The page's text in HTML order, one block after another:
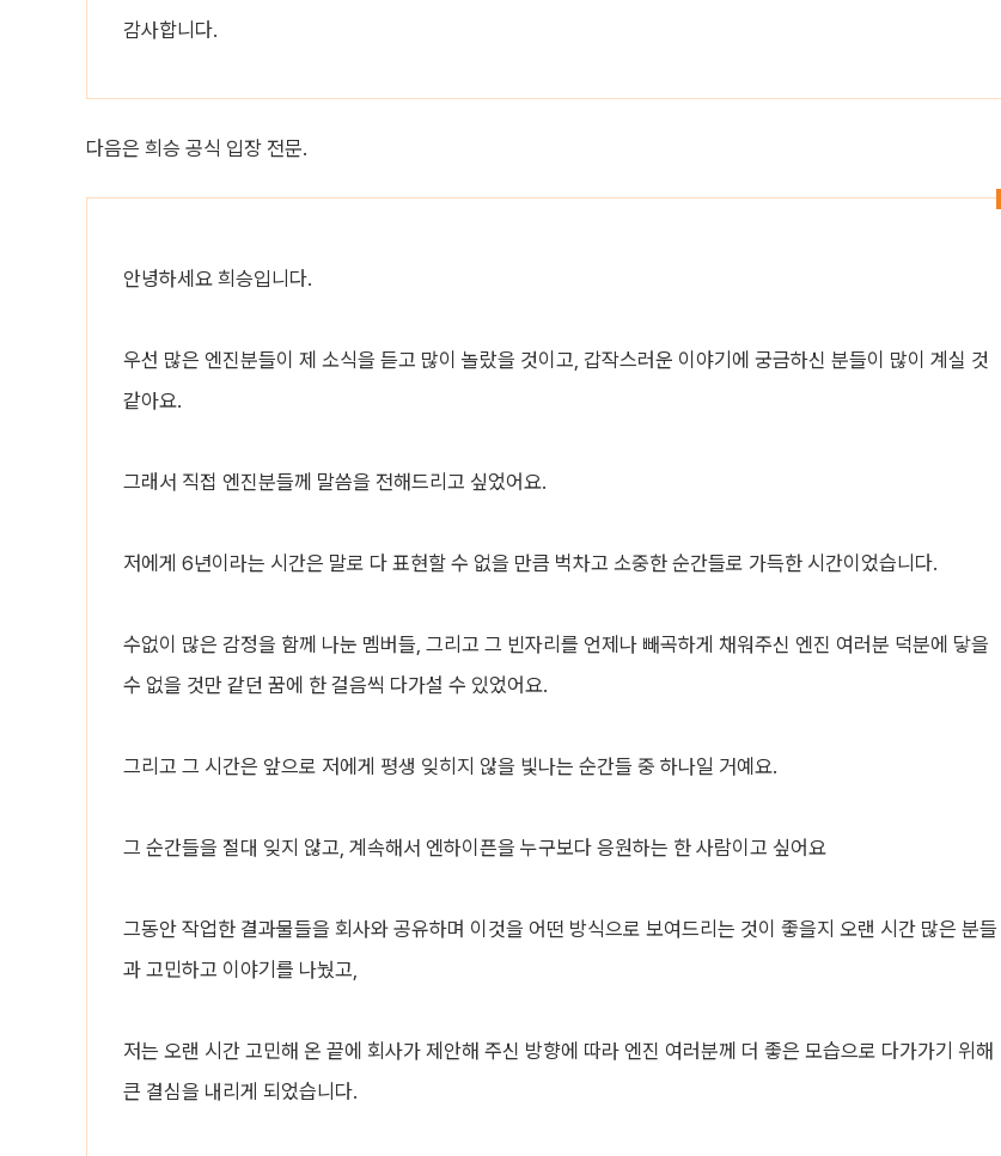
감사합니다.
다음은 희승 공식 입장 전문.
안녕하세요 희승입니다.
우선 많은 엔진분들이 제 소식을 듣고 많이 놀랐을 것이고, 갑작스러운 이야기에 궁금하신 분들이 많이 계실 것
같아요.
그래서 직접 엔진분들께 말씀을 전해드리고 싶었어요.
저에게 6년이라는 시간은 말로 다 표현할 수 없을 만큼 벅차고 소중한 순간들로 가득한 시간이었습니다.
수없이 많은 감정을 함께 나눈 멤버들, 그리고 그 빈자리를 언제나 빼곡하게 채워주신 엔진 여러분 덕분에 닿을
수 없을 것만 같던 꿈에 한 걸음씩 다가설 수 있었어요.
그리고 그 시간은 앞으로 저에게 평생 잊히지 않을 빛나는 순간들 중 하나일 거예요.
그 순간들을 절대 잊지 않고, 계속해서 엔하이픈을 누구보다 응원하는 한 사람이고 싶어요
그동안 작업한 결과물들을 회사와 공유하며 이것을 어떤 방식으로 보여드리는 것이 좋을지 오랜 시간 많은 분들
과 고민하고 이야기를 나눴고,
저는 오랜 시간 고민해 온 끝에 회사가 제안해 주신 방향에 따라 엔진 여러분께 더 좋은 모습으로 다가가기 위해
큰 결심을 내리게 되었습니다.